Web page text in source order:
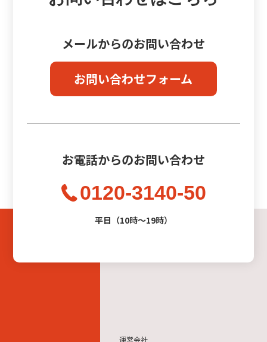
お電話からのお問い合わせ
0120-3140-50
平日（10時〜19時）
メールからのお問い合わせ
お問い合わせフォーム
運営会社